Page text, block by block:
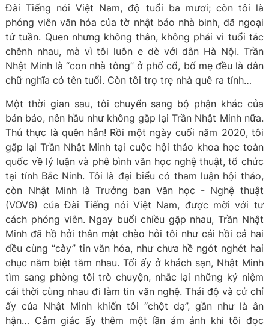
Đài Tiếng nói Việt Nam, độ tuổi ba mươi; còn tôi là
phóng viên văn hóa của tờ nhật báo nhà binh, đã ngoại
tứ tuần. Quen nhưng không thân, không phải vì tuổi tác
chênh nhau, mà vì tôi luôn e dè với dân Hà Nội. Trần
Nhật Minh là “con nhà tông” ở phố cổ, bố mẹ đều là dân
chữ nghĩa có tên tuổi. Còn tôi trọ trẹ nhà quê ra tỉnh…
Một thời gian sau, tôi chuyển sang bộ phận khác của
bản báo, nên hầu như không gặp lại Trần Nhật Minh nữa.
Thú thực là quên hẳn! Rồi một ngày cuối năm 2020, tôi
gặp lại Trần Nhật Minh tại cuộc hội thảo khoa học toàn
quốc về lý luận và phê bình văn học nghệ thuật, tổ chức
tại tỉnh Bắc Ninh. Tôi là đại biểu có tham luận hội thảo,
còn Nhật Minh là Trưởng ban Văn học - Nghệ thuật
(VOV6) của Đài Tiếng nói Việt Nam, được mời với tư
cách phóng viên. Ngay buổi chiều gặp nhau, Trần Nhật
Minh đã hồ hởi thân mật chào hỏi tôi như cái hồi cả hai
đều cùng “cày” tin văn hóa, như chưa hề ngót nghét hai
chục năm biệt tăm nhau. Tối ấy ở khách sạn, Nhật Minh
tìm sang phòng tôi trò chuyện, nhắc lại những kỷ niệm
cái thời cùng nhau đi làm tin văn nghệ. Thái độ và cử chỉ
ấy của Nhật Minh khiến tôi “chột dạ”, gần như là ân
hận… Cảm giác ấy thêm một lần ám ảnh khi tôi đọc